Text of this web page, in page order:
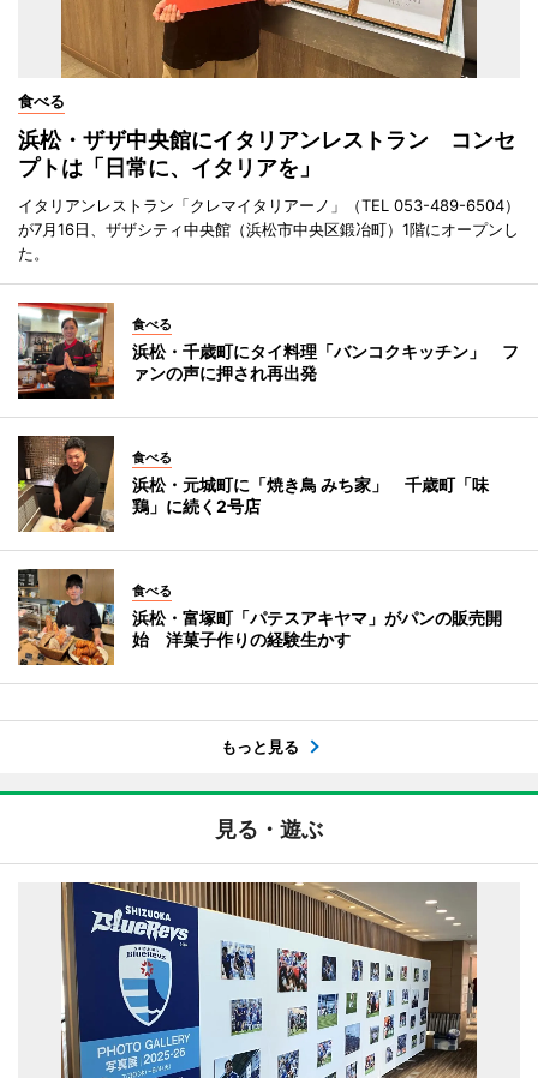
食べる
浜松・ザザ中央館にイタリアンレストラン コンセ
プトは「日常に、イタリアを」
イタリアンレストラン「クレマイタリアーノ」（TEL 053-489-6504）
が7月16日、ザザシティ中央館（浜松市中央区鍛冶町）1階にオープンし
た。
食べる
浜松・千歳町にタイ料理「バンコクキッチン」 フ
ァンの声に押され再出発
食べる
浜松・元城町に「焼き鳥 みち家」 千歳町「味
鶏」に続く2号店
食べる
浜松・富塚町「パテスアキヤマ」がパンの販売開
始 洋菓子作りの経験生かす
もっと見る
見る・遊ぶ